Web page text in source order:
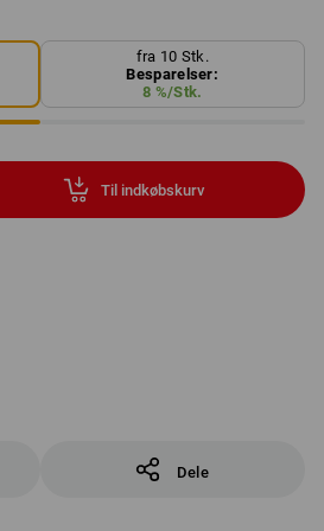
fra 10 Stk.
Besparelser:
8 %/Stk.
Til indkøbskurv
Dele